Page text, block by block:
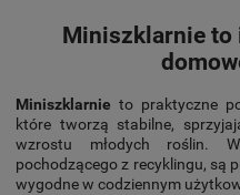
Miniszklarnie to
Miniszklarnie to praktyczne
które tworzą stabilne,
wzrostu młodych roślin.
pochodzącego z recyklingu, są
wygodne w codziennym